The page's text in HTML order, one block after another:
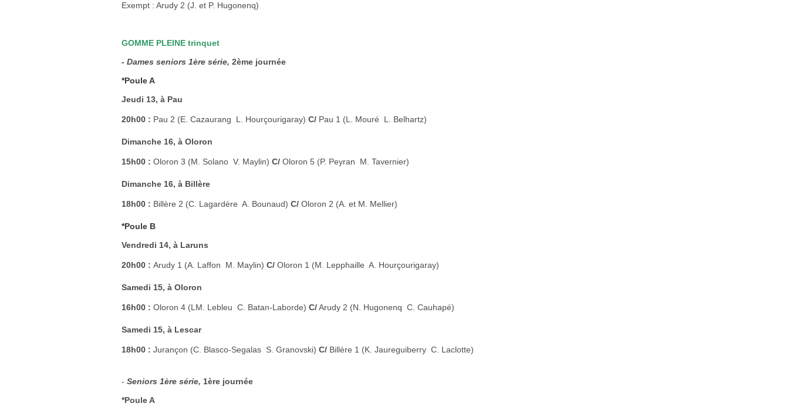
Exempt : Arudy 2 (J. et P. Hugonenq)
GOMME PLEINE trinquet
- Dames seniors 1ère série, 2ème journée
*Poule A
Jeudi 13, à Pau
20h00 : Pau 2 (E. Cazaurang  L. Hourçourigaray) C/ Pau 1 (L. Mouré  L. Belhartz)
Dimanche 16, à Oloron
15h00 : Oloron 3 (M. Solano  V. Maylin) C/ Oloron 5 (P. Peyran  M. Tavernier)
Dimanche 16, à Billère
18h00 : Billère 2 (C. Lagardère  A. Bounaud) C/ Oloron 2 (A. et M. Mellier)
*Poule B
Vendredi 14, à Laruns
20h00 : Arudy 1 (A. Laffon  M. Maylin) C/ Oloron 1 (M. Lepphaille  A. Hourçourigaray)
Samedi 15, à Oloron
16h00 : Oloron 4 (LM. Lebleu  C. Batan-Laborde) C/Arudy 2 (N. Hugonenq  C. Cauhapé)
Samedi 15, à Lescar
18h00 : Jurançon (C. Blasco-Segalas  S. Granovski) C/ Billère 1 (K. Jaureguiberry  C. Laclotte)
- Seniors 1ère série, 1ère journée
*Poule A